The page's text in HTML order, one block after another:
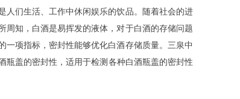
人们生活、工作中休闲娱乐的饮品。随着社会的进
周知，白酒是易挥发的液体，对于白酒的存储问题
项指标，密封性能够优化白酒存储质量。三泉中
瓶盖的密封性，适用于检测各种白酒瓶盖的密封性